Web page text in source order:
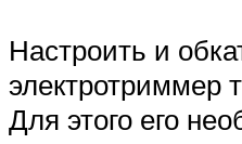
Настроить и
электротриммер
Для этого его